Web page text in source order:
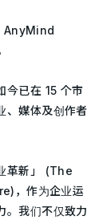
AnyMind
今已在 15 个市
、媒体及创作者
革新」 (The
，作为企业运
。我们不仅致力